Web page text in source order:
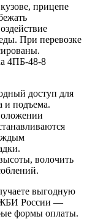
прицепе
При перевозке
4ПБ-48-8
доступ для
и подъема.
волочить
выгодную
ЖБИ России —
формы оплаты.